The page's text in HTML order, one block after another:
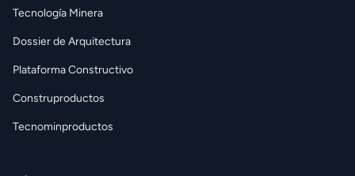
Tecnología Minera
Dossier de Arquitectura
Plataforma Constructivo
Construproductos
Tecnominproductos